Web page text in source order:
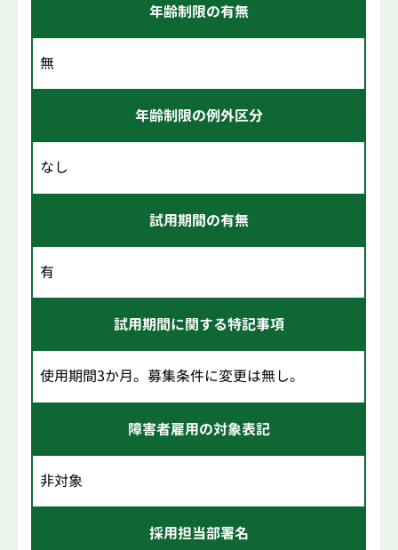
年齢制限の有無
無
年齢制限の例外区分
なし
試用期間の有無
有
試用期間に関する特記事項
使用期間3か月。募集条件に変更は無し。
障害者雇用の対象表記
非対象
採用担当部署名